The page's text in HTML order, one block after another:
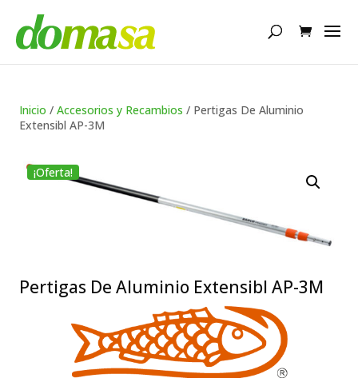
productos
Inicio / Accesorios y Recambios / Pertigas De Aluminio
Extensibl AP-3M
¡Oferta!
Pertigas De Aluminio Extensibl AP-3M